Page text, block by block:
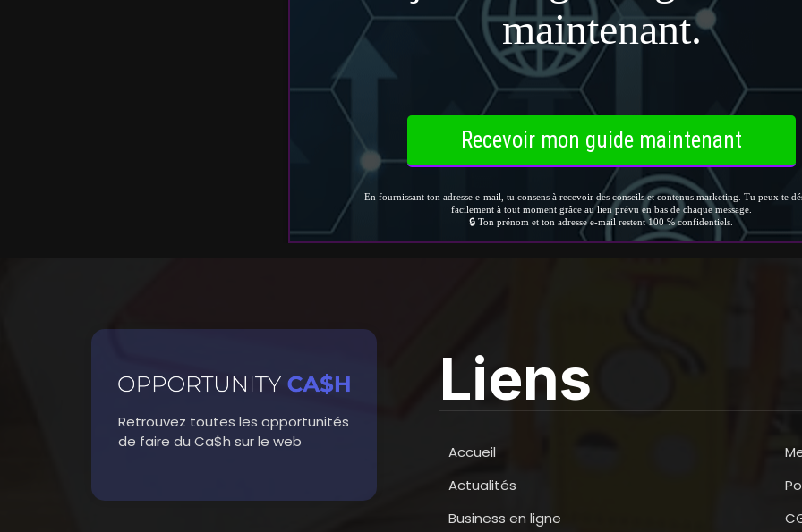
Retrouvez toutes les opportunités
de faire du Ca$h sur le web
Liens
Accueil
Actualités
Business en ligne